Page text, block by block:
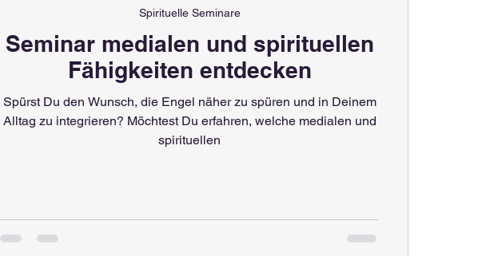
Seminar medialen und spirituellen
Fähigkeiten entdecken
Spürst Du den Wunsch, die Engel näher zu spüren und in Deinem
Alltag zu integrieren? Möchtest Du erfahren, welche medialen und
spirituellen
Spirituelle Seminare